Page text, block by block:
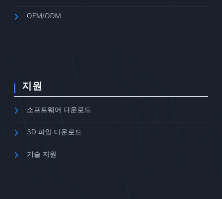
OEM/ODM
지원
소프트웨어 다운로드
3D 파일 다운로드
기술 지원